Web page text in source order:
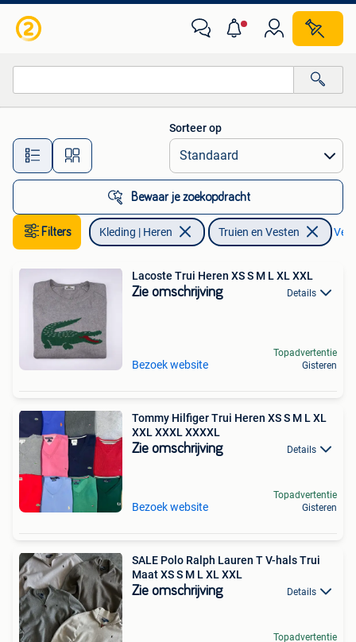
Alle afstanden…
Sorteer op
Bewaar je zoekopdracht
Filters Kleding | Heren Truien en Vesten
Lacoste Trui Heren XS S M L XL XXL
Zie omschrijving Details
Bezoek website
Topadvertentie
Gisteren
Tommy Hilfiger Trui Heren XS S M L XL
XXL XXXL XXXXL
Zie omschrijving Details
Bezoek website
Topadvertentie
Gisteren
SALE Polo Ralph Lauren T V-hals Trui
Maat XS S M L XL XXL
Zie omschrijving Details
Topadvertentie